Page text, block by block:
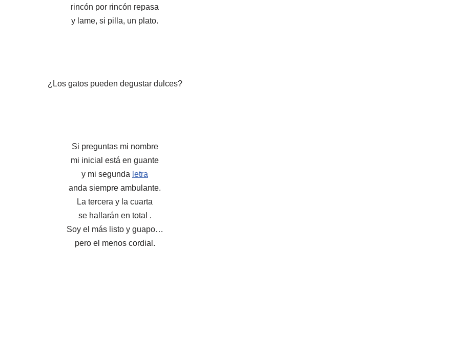
rincón por rincón repasa
y lame, si pilla, un plato.
¿Los gatos pueden degustar dulces?
Si preguntas mi nombre
mi inicial está en guante
y mi segunda letra
anda siempre ambulante.
La tercera y la cuarta
se hallarán en total .
Soy el más listo y guapo…
pero el menos cordial.